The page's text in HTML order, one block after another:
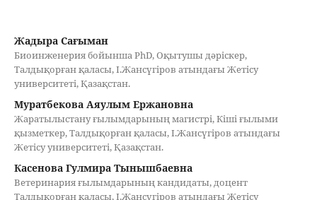
Жадыра Сағыман
Биоинженерия бойынша PhD, Оқытушы дәріскер,
Талдықорған қаласы, І.Жансүгіров атындағы Жетісу
университеті, Қазақстан.
Муратбекова Аяулым Ержановна
Жаратылыстану ғылымдарының магистрі, Кіші ғылыми
қызметкер, Талдықорған қаласы, І.Жансүгіров атындағы
Жетісу университеті, Қазақстан.
Касенова Гулмира Тынышбаевна
Ветеринария ғылымдарының кандидаты, доцент
Талдықорған қаласы, І.Жансүгіров атындағы Жетісу